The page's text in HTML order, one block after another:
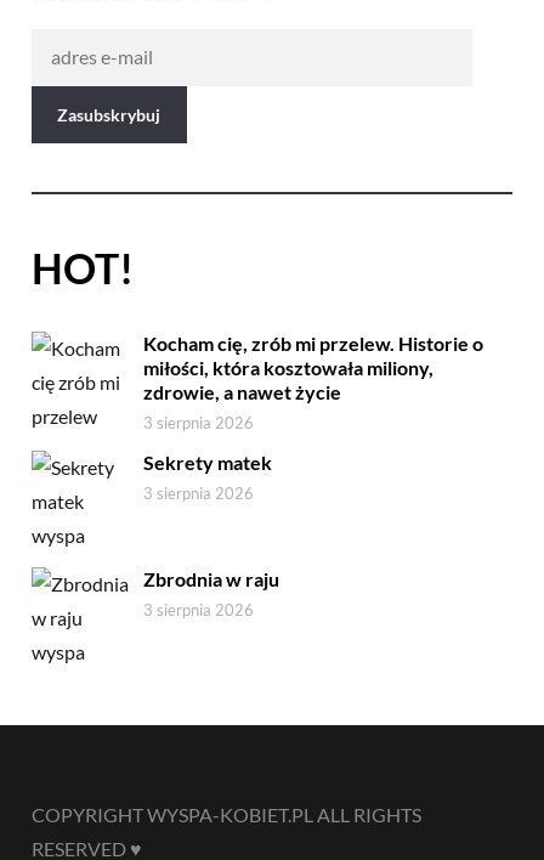
HOT!
Kocham cię, zrób mi przelew. Historie o
miłości, która kosztowała miliony,
zdrowie, a nawet życie
3 sierpnia 2026
Sekrety matek
3 sierpnia 2026
Zbrodnia w raju
3 sierpnia 2026
COPYRIGHT WYSPA-KOBIET.PL ALL RIGHTS
RESERVED ♥